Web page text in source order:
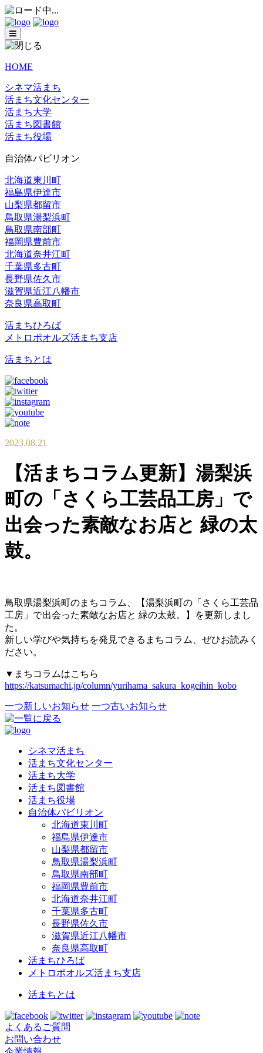
HOME
シネマ活まち
活まち文化センター
活まち大学
活まち図書館
活まち役場
自治体パビリオン
北海道東川町
福島県伊達市
山梨県都留市
鳥取県湯梨浜町
鳥取県南部町
福岡県豊前市
北海道奈井江町
千葉県多古町
長野県佐久市
滋賀県近江八幡市
奈良県高取町
活まちひろば
メトロポオルズ活まち支店
活まちとは
2023.08.21
【活まちコラム更新】湯梨浜
町の「さくら工芸品工房」で
出会った素敵なお店と 緑の太
鼓。
鳥取県湯梨浜町のまちコラム、【湯梨浜町の「さくら工芸品
工房」で出会った素敵なお店と 緑の太鼓。】を更新しまし
た。
新しい学びや気持ちを発見できるまちコラム、ぜひお読みく
ださい。
▼まちコラムはこちら
https://katsumachi.jp/column/yurihama_sakura_kogeihin_kobo
一つ新しいお知らせ 一つ古いお知らせ
シネマ活まち
活まち文化センター
活まち大学
活まち図書館
活まち役場
自治体パビリオン
北海道東川町
福島県伊達市
山梨県都留市
鳥取県湯梨浜町
鳥取県南部町
福岡県豊前市
北海道奈井江町
千葉県多古町
長野県佐久市
滋賀県近江八幡市
奈良県高取町
活まちひろば
メトロポオルズ活まち支店
活まちとは
よくあるご質問
お問い合わせ